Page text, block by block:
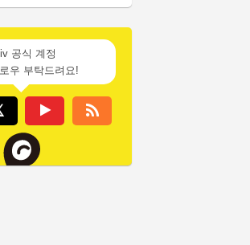
공식 계정
우 부탁드려요!